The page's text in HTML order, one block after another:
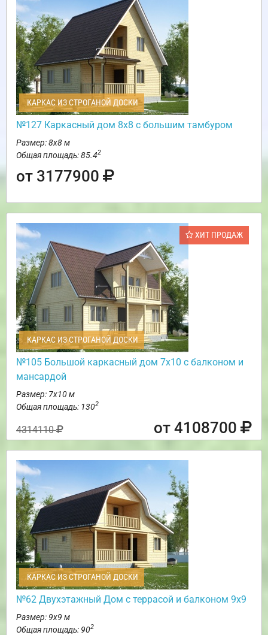
КАРКАС ИЗ СТРОГАНОЙ ДОСКИ
№127 Каркасный дом 8х8 с большим тамбуром
Размер: 8х8 м
Общая площадь: 85.42
от 3177900
ХИТ ПРОДАЖ
КАРКАС ИЗ СТРОГАНОЙ ДОСКИ
№105 Большой каркасный дом 7х10 с балконом и
мансардой
Размер: 7х10 м
Общая площадь: 1302
4314110 от 4108700
КАРКАС ИЗ СТРОГАНОЙ ДОСКИ
№62 Двухэтажный Дом с террасой и балконом 9х9
Размер: 9х9 м
Общая площадь: 902